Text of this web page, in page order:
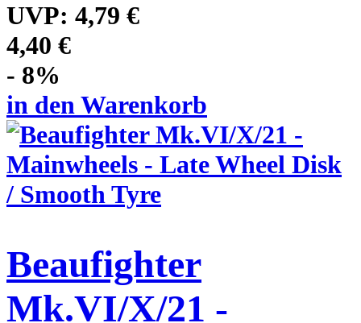
UVP: 4,79 €
4,40 €
- 8%
in den Warenkorb
Beaufighter
Mk.VI/X/21 -